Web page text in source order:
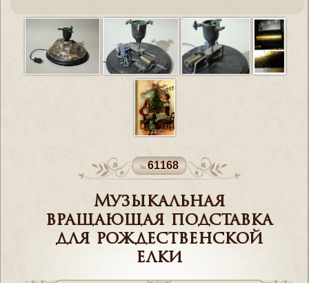
61168
Музыкальная
вращающая подставка
для рождественской
елки